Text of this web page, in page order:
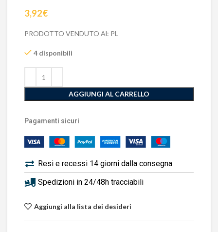
3,92€
PRODOTTO VENDUTO Al: PL
4 disponibili
AGGIUNGI AL CARRELLO
Pagamenti sicuri
Resi e recessi 14 giorni dalla consegna
Spedizioni in 24/48h tracciabili
Aggiungi alla lista dei desideri